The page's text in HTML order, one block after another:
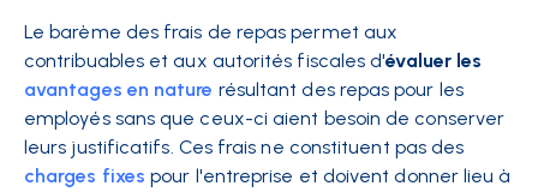
Le barème des frais de repas permet aux
contribuables et aux autorités fiscales d'évaluer les
avantages en nature résultant des repas pour les
employés sans que ceux-ci aient besoin de conserver
leurs justificatifs. Ces frais ne constituent pas des
charges fixes pour l'entreprise et doivent donner lieu à